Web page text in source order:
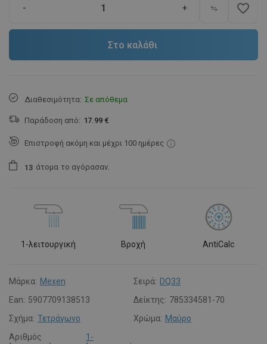
- + favorite_border
Στο καλάθι
Διαθεσιμότητα: Σε απόθεμα
Παράδοση από: 17.99 €
Επιστροφή ακόμη και μέχρι 100 ημέρες
1 3 άτομα το αγόρασαν.
1-λειτουργική Βροχή AntiCalc
Μάρκα: Mexen Σειρά: DQ33
Ean: 5907709138513 Δείκτης: 785334581-70
Σχήμα: Τετράγωνο Χρώμα: Μαύρο
Αριθμός
1-